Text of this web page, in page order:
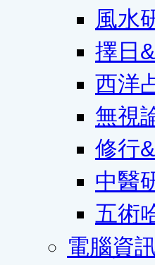
風水
擇日
西洋
無視
修行
中醫
五術
電腦資